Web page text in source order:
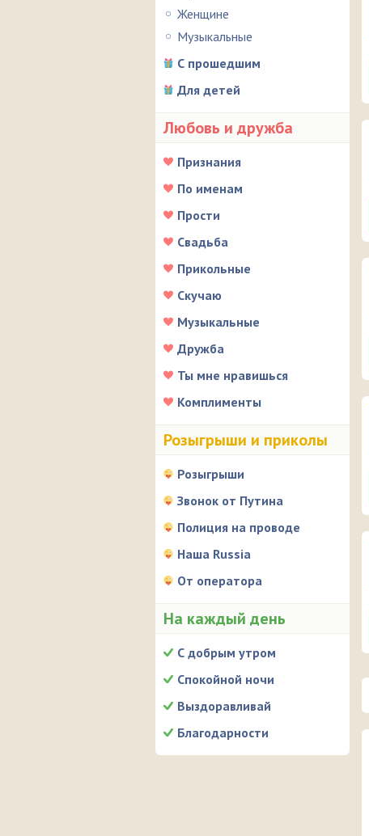
Женщине
Музыкальные
С прошедшим
Для детей
Любовь и дружба
Признания
По именам
Прости
Свадьба
Прикольные
Скучаю
Музыкальные
Дружба
Ты мне нравишься
Комплименты
Розыгрыши и приколы
Розыгрыши
Звонок от Путина
Полиция на проводе
Наша Russia
От оператора
На каждый день
С добрым утром
Спокойной ночи
Выздоравливай
Благодарности